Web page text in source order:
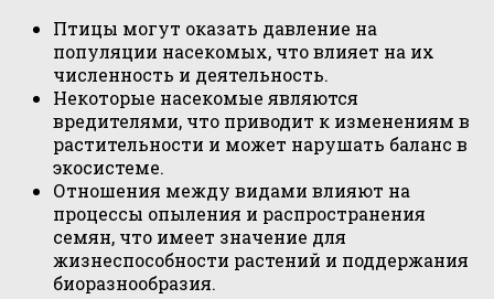
Птицы могут оказать давление на
популяции насекомых, что влияет на их
численность и деятельность.
Некоторые насекомые являются
вредителями, что приводит к изменениям в
растительности и может нарушать баланс в
экосистеме.
Отношения между видами влияют на
процессы опыления и распространения
семян, что имеет значение для
жизнеспособности растений и поддержания
биоразнообразия.